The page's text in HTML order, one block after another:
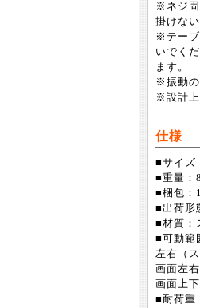
※ネジ固
掛けな
※テーブ
いでく
ます。
※振動の
※設計上
仕様
■サイズ
■重量：
■梱包：
■出荷形
■材質：
■可動範
左右（
画面左
画面上
■耐荷重